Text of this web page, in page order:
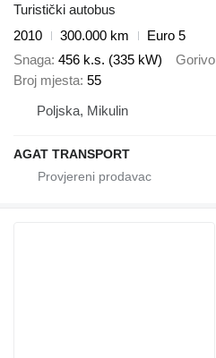
Turistički autobus
2010
300.000 km
Euro 5
Snaga 456 k.s. (335 kW) Gorivo
Broj mjesta 55
Poljska, Mikulin
AGAT TRANSPORT